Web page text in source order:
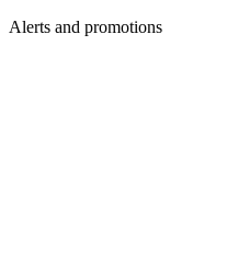
Alerts and promotions